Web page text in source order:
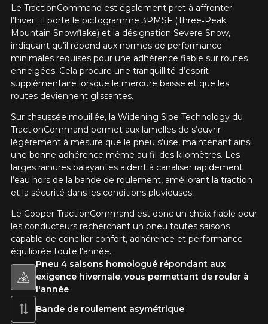
Le TractionCommand est également pret à affronter
l’hiver : il porte le pictogramme 3PMSF (Three‑Peak
Mountain Snowflake) et la désignation Severe Snow,
indiquant qu’il répond aux normes de performance
minimales requises pour une adhérence fiable sur routes
enneigées. Cela procure une tranquillité d’esprit
supplémentaire lorsque le mercure baisse et que les
routes deviennent glissantes.
Sur chaussée mouillée, la Widening Sipe Technology du
TractionCommand permet aux lamelles de s’ouvrir
légèrement à mesure que le pneu s’use, maintenant ainsi
une bonne adhérence même au fil des kilomètres. Les
larges rainures balayantes aident à canaliser rapidement
l’eau hors de la bande de roulement, améliorant la traction
et la sécurité dans les conditions pluvieuses.
Le Cooper TractionCommand est donc un choix fiable pour
les conducteurs recherchant un pneu toutes saisons
capable de concilier confort, adhérence et performance
équilibrée toute l’année.
Bande de roulement asymétrique
Pneu 4 saisons homologué répondant aux
exigence hivernale, vous permettant de rouler à
l'année